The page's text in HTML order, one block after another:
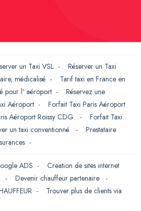
un Taxi VSL - Réserver un Taxi
médicalisé - Tarif taxi en France en
pour l' aéroport - Réservez une
Aéroport - Forfait Taxi Paris Aéroport
Aéroport Roissy CDG - Forfait Taxi
un taxi conventionné - Prestataire
-
ADS - Creation de sites internet
- Devenir chauffeur partenaire
-
- Trouver plus de clients via